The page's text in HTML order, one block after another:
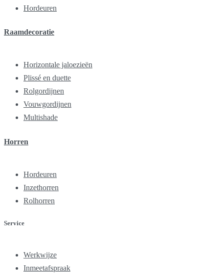
Hordeuren
Raamdecoratie
Horizontale jaloezieën
Plissé en duette
Rolgordijnen
Vouwgordijnen
Multishade
Horren
Hordeuren
Inzethorren
Rolhorren
Service
Werkwijze
Inmeetafspraak